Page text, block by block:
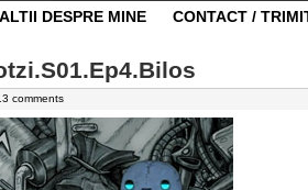
ALTII DESPRE MINE CONTACT /
comments